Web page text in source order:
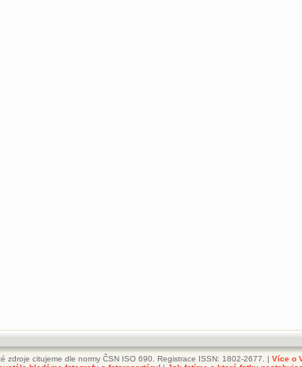
citujeme dle normy ČSN ISO 690. Registrace ISSN: 1802-2677. | Více o